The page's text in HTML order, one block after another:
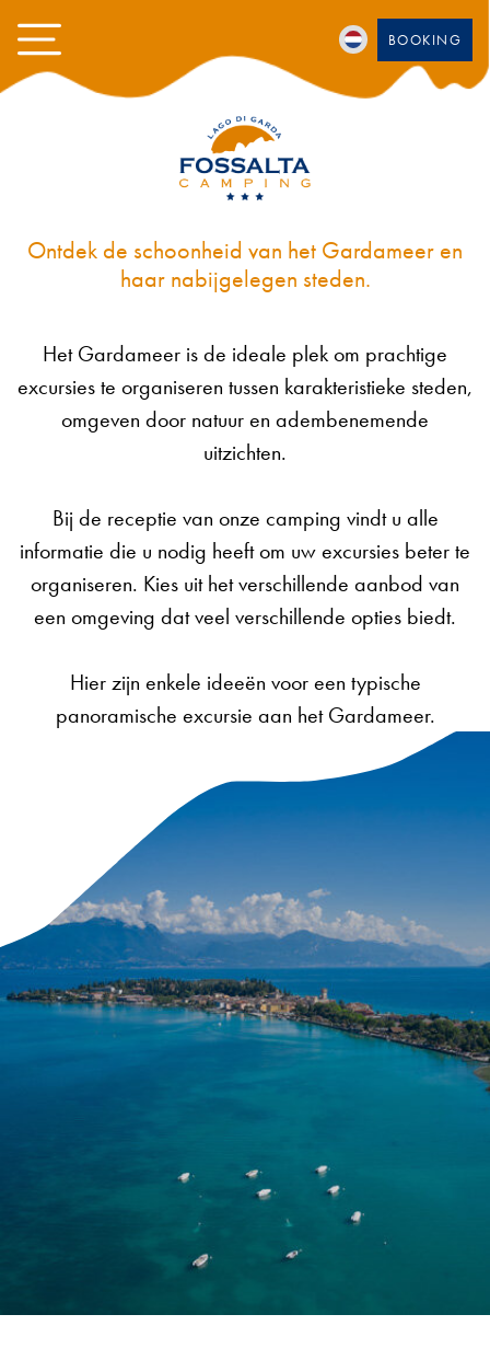
BOOKING
Ontdek de schoonheid van het Gardameer en
haar nabijgelegen steden.
Het Gardameer is de ideale plek om prachtige
excursies te organiseren tussen karakteristieke steden,
omgeven door natuur en adembenemende
uitzichten.
Bij de receptie van onze camping vindt u alle
informatie die u nodig heeft om uw excursies beter te
organiseren. Kies uit het verschillende aanbod van
een omgeving dat veel verschillende opties biedt.
Hier zijn enkele ideeën voor een typische
panoramische excursie aan het Gardameer.